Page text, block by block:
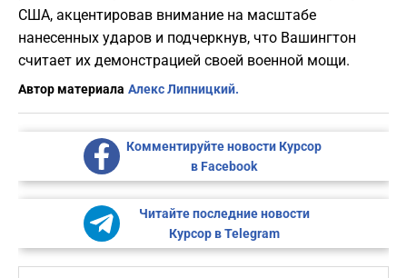
США, акцентировав внимание на масштабе
нанесенных ударов и подчеркнув, что Вашингтон
считает их демонстрацией своей военной мощи.
Автор материала Алекс Липницкий.
Комментируйте новости Курсор
в Facebook
Читайте последние новости
Курсор в Telegram